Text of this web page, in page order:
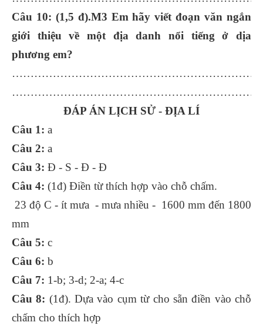
Câu 10: (1,5 đ).M3 Em hãy viết đoạn văn ngắn
giới thiệu về một địa danh nổi tiếng ở dịa
phương em?
ĐÁP ÁN LỊCH SỬ - ĐỊA LÍ
Câu 1: a
Câu 2: a
Câu 3: Đ - S - Đ - Đ
Câu 4: (1đ) Điền từ thích hợp vào chỗ chấm.
23 độ C - ít mưa - mưa nhiều - 1600 mm đến 1800
mm
Câu 5: c
Câu 6: b
Câu 7: 1-b; 3-d; 2-a; 4-c
Câu 8: (1đ). Dựa vào cụm từ cho sẵn điền vào chỗ
chấm cho thích hợp